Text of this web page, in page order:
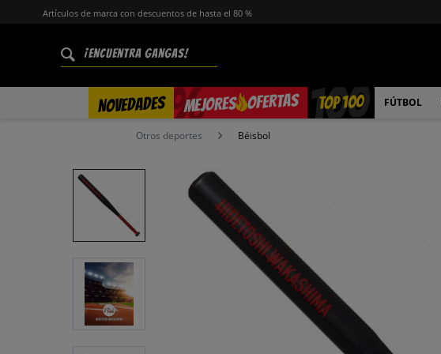
Artículos de marca con descuentos de hasta el 80 %
NOVEDADES MEJORES OFERTAS
% TOP 100 FÚTBOL
Otros deportes Béisbol